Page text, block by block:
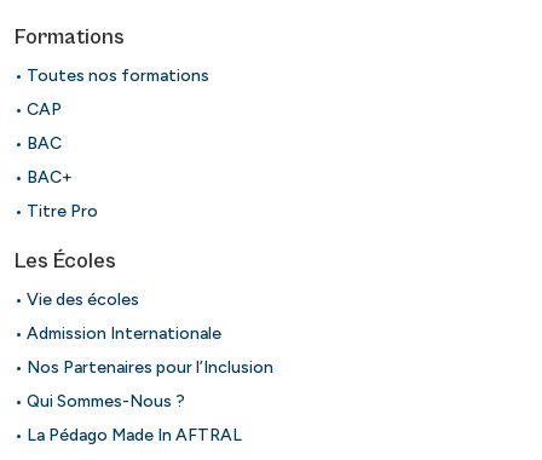
Formations
• Toutes nos formations
• CAP
• BAC
• BAC+
• Titre Pro
Les Écoles
• Vie des écoles
• Admission Internationale
• Nos Partenaires pour l’Inclusion
• Qui Sommes-Nous ?
• La Pédago Made In AFTRAL